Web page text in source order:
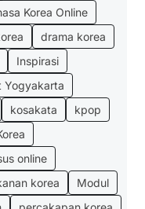
Korea Online
drama korea
Inspirasi
Yogyakarta
kosakata
kpop
online
korea
Modul